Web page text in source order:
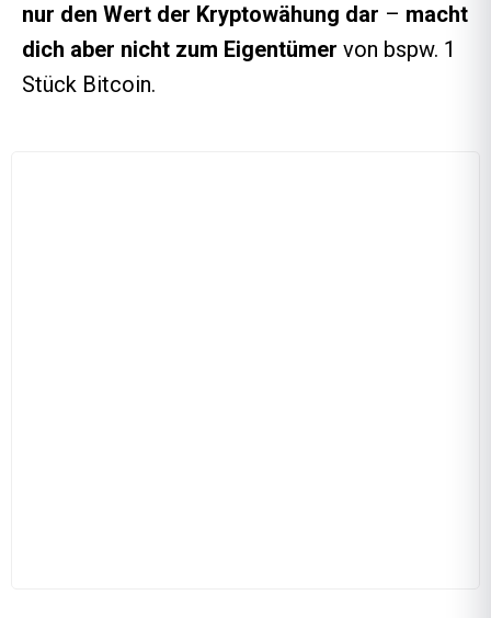
nur den Wert der Kryptowähung dar – macht
dich aber nicht zum Eigentümer von bspw. 1
Stück Bitcoin.